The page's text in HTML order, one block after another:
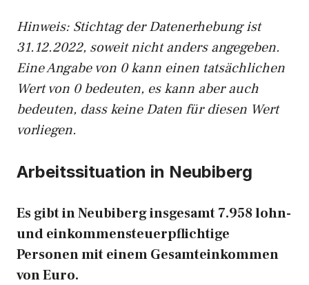
Hinweis: Stichtag der Datenerhebung ist
31.12.2022, soweit nicht anders angegeben.
Eine Angabe von 0 kann einen tatsächlichen
Wert von 0 bedeuten, es kann aber auch
bedeuten, dass keine Daten für diesen Wert
vorliegen.
Arbeitssituation in Neubiberg
Es gibt in Neubiberg insgesamt 7.958 lohn-
und einkommensteuerpflichtige
Personen mit einem Gesamteinkommen
von Euro.